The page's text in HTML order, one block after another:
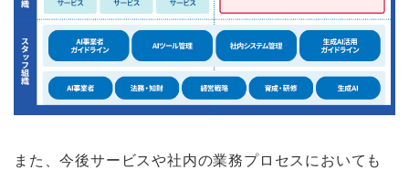
また、今後サービスや社内の業務プロセスにおいても